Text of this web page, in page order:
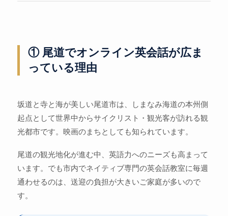
① 尾道でオンライン英会話が広ま
っている理由
坂道と寺と海が美しい尾道市は、しまなみ海道の本州側
起点として世界中からサイクリスト・観光客が訪れる観
光都市です。映画のまちとしても知られています。
尾道の観光地化が進む中、英語力へのニーズも高まって
います。でも市内でネイティブ専門の英会話教室に毎週
通わせるのは、送迎の負担が大きいご家庭が多いので
す。